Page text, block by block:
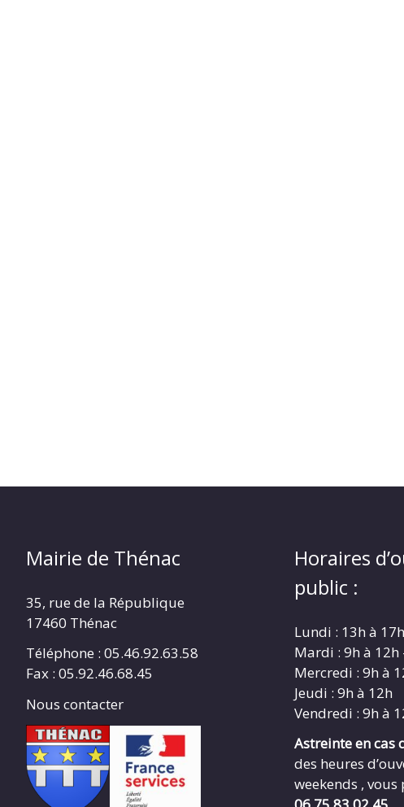
Mairie de Thénac
35, rue de la République
17460 Thénac
Téléphone : 05.46.92.63.58
Fax : 05.92.46.68.45
Nous contacter
Horaires
public :
Lundi : 13h à 17h
Mardi : 9h à 12h
Mercredi : 9h à
Jeudi : 9h à 12h
Vendredi : 9h à
Astreinte en cas
des heures
weekends ,